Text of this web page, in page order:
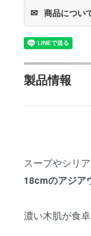
✉ 商品につい
製品情報
スープやシリ
18cmのアジア
濃い木肌が食